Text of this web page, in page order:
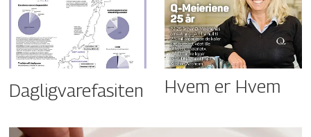
Dagligvarefasiten Hvem er Hvem